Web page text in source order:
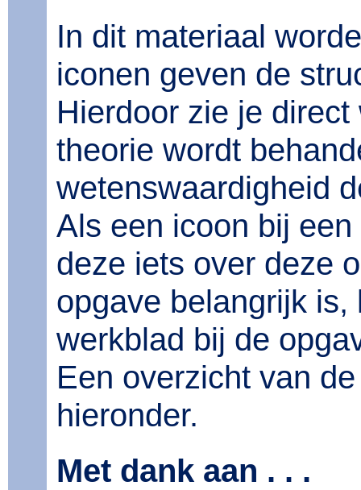
In dit materiaal
iconen geven de
Hierdoor zie je
theorie wordt
wetenswaardigheid
Als een icoon bij
deze iets over deze
opgave belangrijk
werkblad bij de
Een overzicht van
hieronder.
Met dank aan . . .